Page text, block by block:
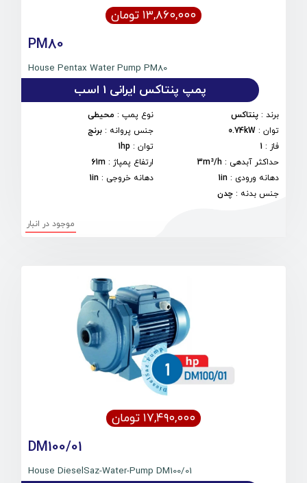
۱۳,۸۶۰,۰۰۰ تومان
PM80
House Pentax Water Pump PM80
پمپ پنتاکس ایرانی 1 اسب
برند : پنتاکس نوع پمپ: محیطی
توان :
0.74kW جنس پروانه : برنج
فاز :
1 توان:
1hp
حداکثر آبدهی :
3m³/h ارتفاع پمپاژ :
61m
دهانه ورودی :
1in دهانه خروجی :
1in
جنس بدنه : چدن
موجود در انبار
۱۷,۴۹۰,۰۰۰ تومان
DM100/01
House DieselSaz-Water-Pump DM100/01